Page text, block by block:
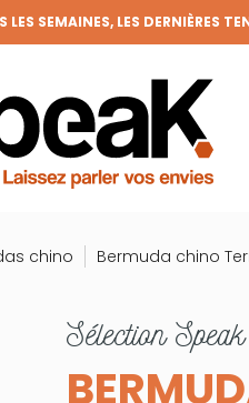
LES SEMAINES, LES DERNIÈRES
DÈS 50€ D'ACHAT (HORS
ET BÉNÉFICIEZ DE NOMBREUX
: TOUTES VOS ENVIES À PRIX
chino Bermuda chino
sélectionSpeak